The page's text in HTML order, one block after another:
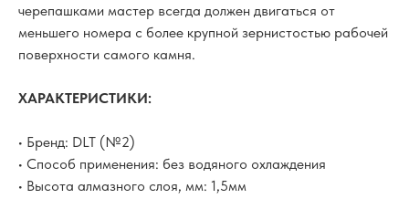
черепашками мастер всегда должен двигаться от
меньшего номера с более крупной зернистостью рабочей
поверхности самого камня.
ХАРАКТЕРИСТИКИ:
• Бренд: DLT (№2)
• Способ применения: без водяного охлаждения
• Высота алмазного слоя, мм: 1,5мм